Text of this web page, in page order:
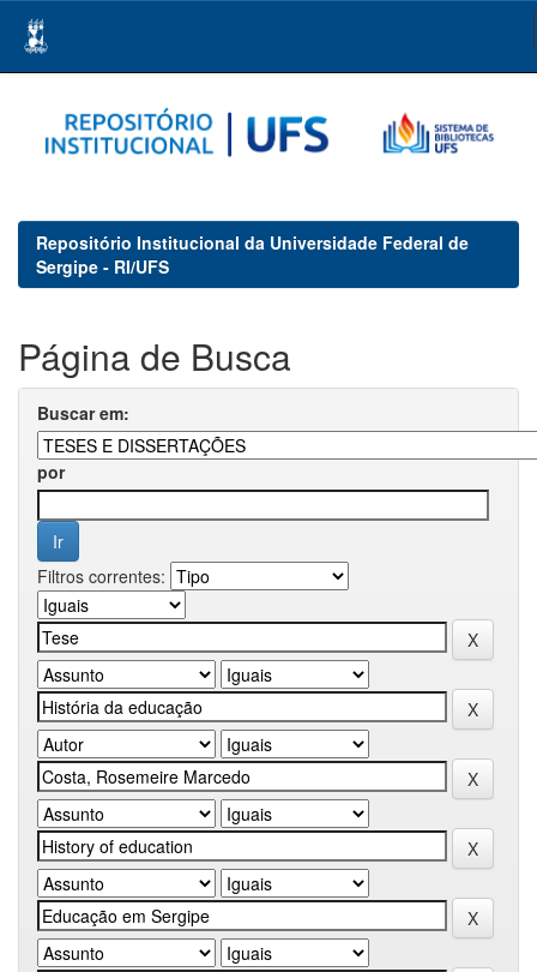
navigation
Repositório Institucional da Universidade Federal de
Sergipe - RI/UFS
Página de Busca
Buscar em:
por
Filtros correntes: